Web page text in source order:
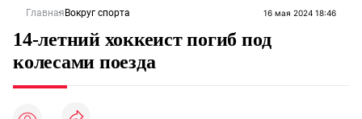
Главная Вокруг спорта 16 мая 2024 18:46
14-летний хоккеист погиб под
колесами поезда